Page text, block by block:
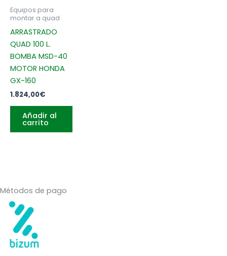
Equipos para
montar a quad
ARRASTRADO
QUAD 100 L.
BOMBA MSD-40
MOTOR HONDA
GX-160
1.824,00€
Añadir al
carrito
Métodos de pago